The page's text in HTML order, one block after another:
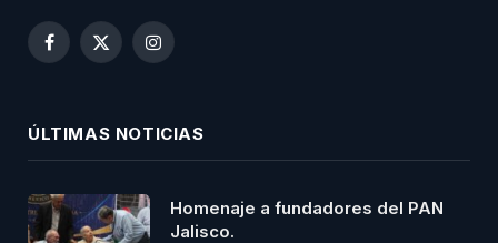
Facebook
X
Instagram
ÚLTIMAS NOTICIAS
Homenaje a fundadores del PAN
Jalisco.